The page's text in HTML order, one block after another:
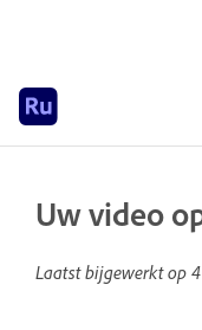
Uw video
Laatst bijgewerkt op